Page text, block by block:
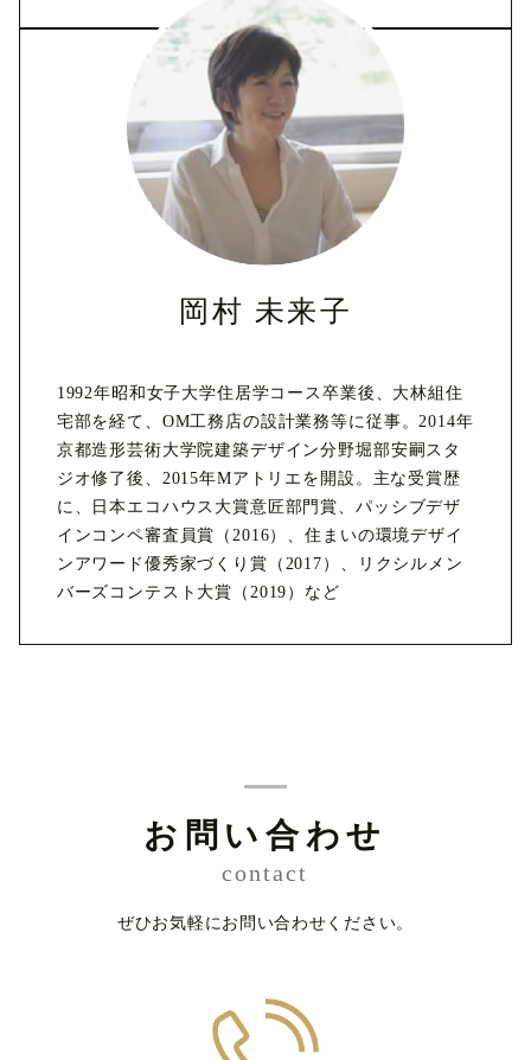
岡村 未来子
1992年昭和女子大学住居学コース卒業後、大林組住
宅部を経て、OM工務店の設計業務等に従事。2014年
京都造形芸術大学院建築デザイン分野堀部安嗣スタ
ジオ修了後、2015年Mアトリエを開設。主な受賞歴
に、日本エコハウス大賞意匠部門賞、パッシブデザ
インコンペ審査員賞（2016）、住まいの環境デザイ
ンアワード優秀家づくり賞（2017）、リクシルメン
バーズコンテスト大賞（2019）など
お問い合わせ
contact
ぜひお気軽にお問い合わせください。